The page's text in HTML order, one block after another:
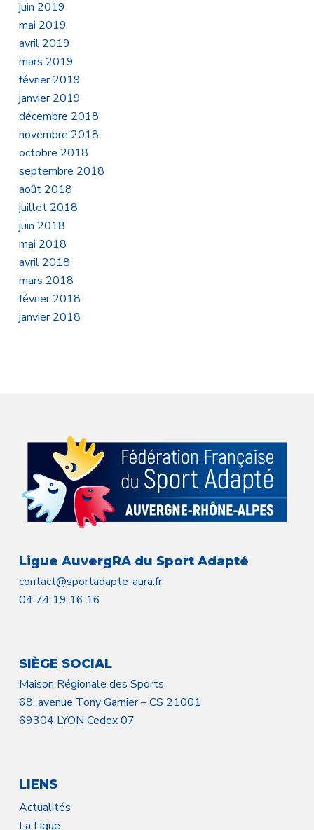
juin 2019
mai 2019
avril 2019
mars 2019
février 2019
janvier 2019
décembre 2018
novembre 2018
octobre 2018
septembre 2018
août 2018
juillet 2018
juin 2018
mai 2018
avril 2018
mars 2018
février 2018
janvier 2018
Ligue AuvergRA du Sport Adapté
contact@sportadapte-aura.fr
04 74 19 16 16
SIÈGE SOCIAL
Maison Régionale des Sports
68, avenue Tony Garnier – CS 21001
69304 LYON Cedex 07
LIENS
Actualités
La Ligue